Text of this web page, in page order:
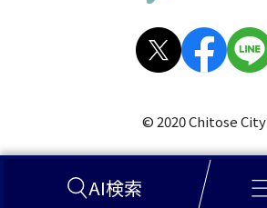
AI検索
公式SNS
© 2020 Chitose City